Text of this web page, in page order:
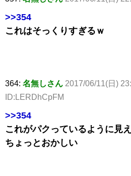
>>354
これはそっくりすぎるｗ
364: 名無しさん 2017/06/11(日)
ID:LERDhCpFM
>>354
これがパクっているように見
ちょっとおかしい